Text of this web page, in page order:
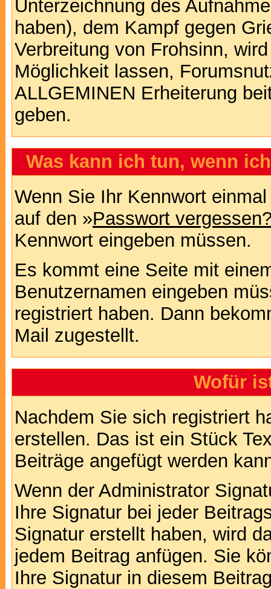
Unterzeichnung des
haben), dem Kampf gegen
Verbreitung von Frohsinn,
Möglichkeit lassen,
ALLGEMINEN Erheiterung
geben.
Was kann ich tun, wenn
Wenn Sie Ihr Kennwort
auf den »Passwort
Kennwort eingeben müssen.
Es kommt eine Seite mit
Benutzernamen eingeben
registriert haben. Dann
Mail zugestellt.
Wofür
Nachdem Sie sich registriert
erstellen. Das ist ein Stück
Beiträge angefügt werden
Wenn der Administrator
Ihre Signatur bei jeder
Signatur erstellt haben, wird
jedem Beitrag anfügen. Sie
Ihre Signatur in diesem